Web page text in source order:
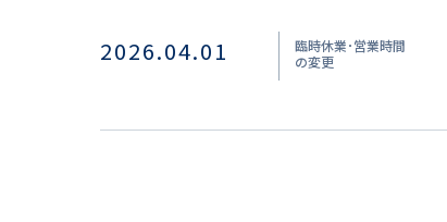
2026.04.01
臨時休業･営業時間
の変更